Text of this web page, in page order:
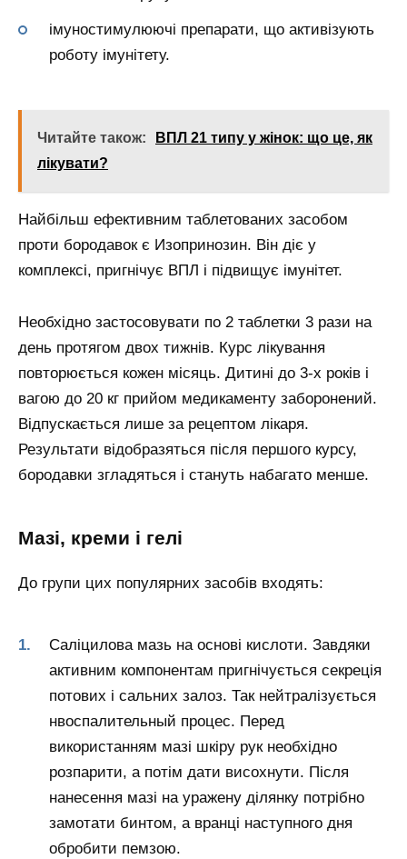
імуностимулюючі препарати, що активізують
роботу імунітету.
Читайте також:
ВПЛ 21 типу у жінок: що це, як
лікувати?
Найбільш ефективним таблетованих засобом
проти бородавок є Изопринозин. Він діє у
комплексі, пригнічує ВПЛ і підвищує імунітет.
Необхідно застосовувати по 2 таблетки 3 рази на
день протягом двох тижнів. Курс лікування
повторюється кожен місяць. Дитині до 3-х років і
вагою до 20 кг прийом медикаменту заборонений.
Відпускається лише за рецептом лікаря.
Результати відобразяться після першого курсу,
бородавки згладяться і стануть набагато менше.
Мазі, креми і гелі
До групи цих популярних засобів входять:
Саліцилова мазь на основі кислоти. Завдяки
активним компонентам пригнічується секреція
потових і сальних залоз. Так нейтралізується
нвоспалительный процес. Перед
використанням мазі шкіру рук необхідно
розпарити, а потім дати висохнути. Після
нанесення мазі на уражену ділянку потрібно
замотати бинтом, а вранці наступного дня
обробити пемзою.